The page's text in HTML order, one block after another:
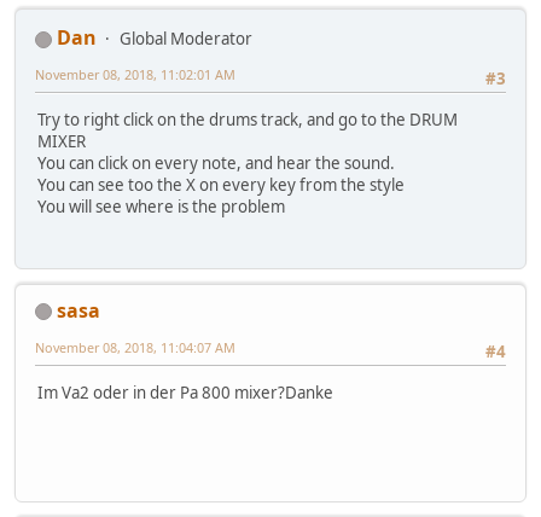
Dan
Global Moderator
#3
November 08, 2018, 11:02:01 AM
Try to right click on the drums track, and go to the DRUM
MIXER
You can click on every note, and hear the sound.
You can see too the X on every key from the style
You will see where is the problem
sasa
#4
November 08, 2018, 11:04:07 AM
Im Va2 oder in der Pa 800 mixer?Danke